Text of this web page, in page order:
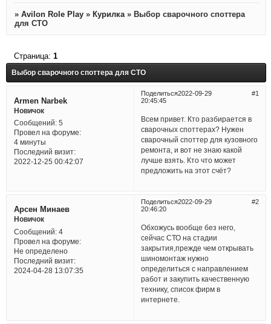
» Avilon Role Play » Курилка » Выбор сварочного споттера
для СТО
Выбор сварочного споттера для СТО
Страница: 1
Поделиться 1
2022-09-29
20:45:45
Armen Narbek
Новичок
Сообщений:5
Провел на форуме:
4 минуты
Последний визит:
2022-12-25 00:42:07
Всем привет. Кто разбирается в
сварочных споттерах? Нужен
сварочный споттер для кузовного
ремонта, и вот не знаю какой
лучше взять. Кто что может
предложить на этот счёт?
Поделиться 2
2022-09-29
20:46:20
Арсен Минаев
Новичок
Сообщений:4
Провел на форуме:
Не определено
Последний визит:
2024-04-28 13:07:35
Обхожусь вообще без него,
сейчас СТО на стадии
закрытия,прежде чем открывать
шиномонтаж нужно
определиться с направлением
работ и закупить качественную
технику, список фирм в
интернете.